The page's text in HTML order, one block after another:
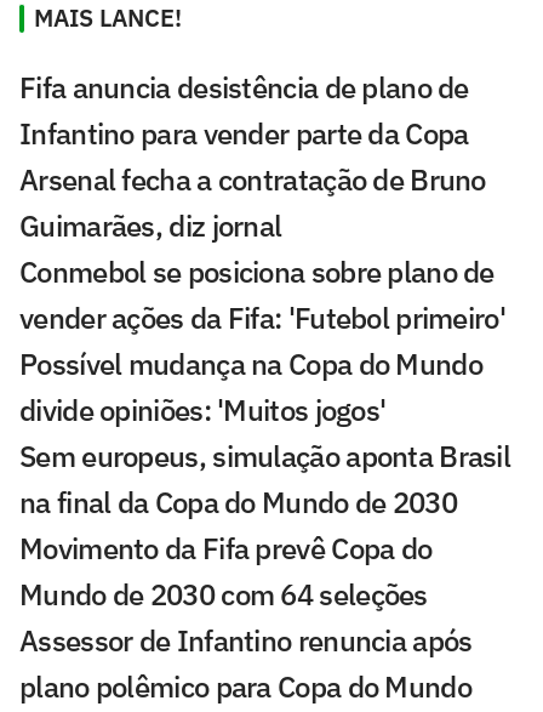
MAIS LANCE!
Fifa anuncia desistência de plano de
Infantino para vender parte da Copa
Arsenal fecha a contratação de Bruno
Guimarães, diz jornal
Conmebol se posiciona sobre plano de
vender ações da Fifa: 'Futebol primeiro'
Possível mudança na Copa do Mundo
divide opiniões: 'Muitos jogos'
Sem europeus, simulação aponta Brasil
na final da Copa do Mundo de 2030
Movimento da Fifa prevê Copa do
Mundo de 2030 com 64 seleções
Assessor de Infantino renuncia após
plano polêmico para Copa do Mundo